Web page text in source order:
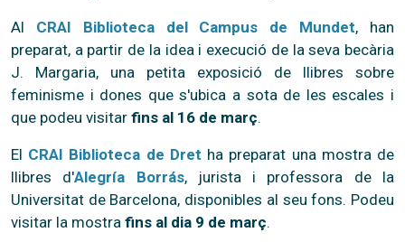
Al CRAI Biblioteca del Campus de Mundet, han
preparat, a partir de la idea i execució de la seva becària
J. Margaria, una petita exposició de llibres sobre
feminisme i dones que s'ubica a sota de les escales i
que podeu visitar fins al 16 de març.
El CRAI Biblioteca de Dret ha preparat una mostra de
llibres d'Alegría Borrás, jurista i professora de la
Universitat de Barcelona, disponibles al seu fons. Podeu
visitar la mostra fins al dia 9 de març.